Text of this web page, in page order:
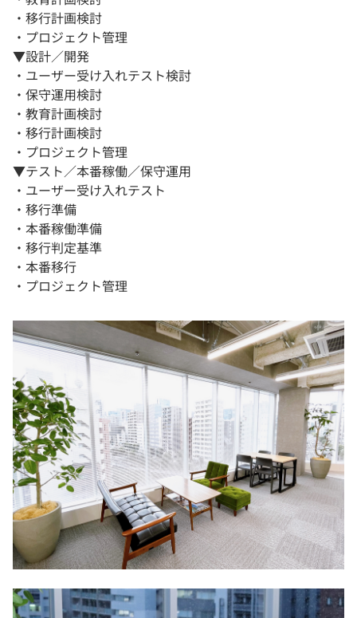
・移行計画検討
・プロジェクト管理
▼設計／開発
・ユーザー受け入れテスト検討
・保守運用検討
・教育計画検討
・移行計画検討
・プロジェクト管理
▼テスト／本番稼働／保守運用
・ユーザー受け入れテスト
・移行準備
・本番稼働準備
・移行判定基準
・本番移行
・プロジェクト管理